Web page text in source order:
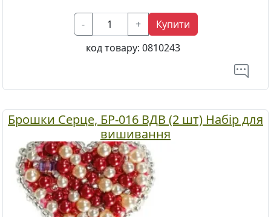
- +
Купити
код товару: 0810243
Брошки Серце, БР-016 ВДВ (2 шт) Набір для
вишивання